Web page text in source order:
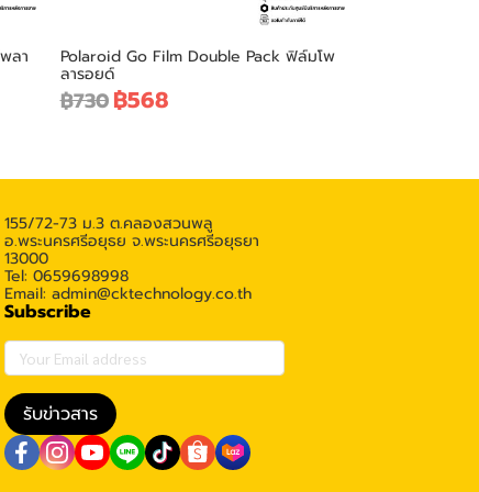
ลา Polaroid Go Film Double Pack ฟิล์มโพ
ลารอยด์
฿730฿568
155/72-73 ม.3 ต.คลองสวนพลู
อ.พระนครศรีอยุธย จ.พระนครศรีอยุธยา
13000
Tel: 0659698998
Email: admin@cktechnology.co.th
Subscribe
รับข่าวสาร